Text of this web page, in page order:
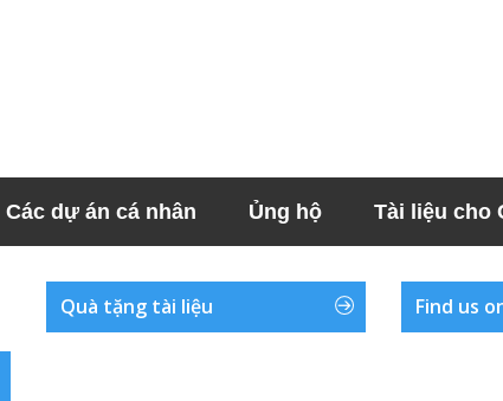
Các dự án cá nhân Ủng hộ Tài liệu cho
Quà tặng tài liệu Find us